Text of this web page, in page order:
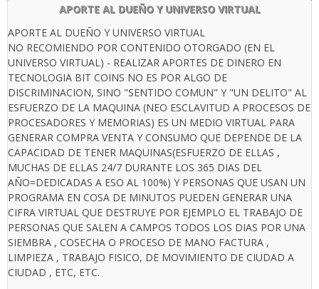
APORTE AL DUEÑO Y UNIVERSO VIRTUAL
APORTE AL DUEÑO Y UNIVERSO VIRTUAL
NO RECOMIENDO POR CONTENIDO OTORGADO (EN EL
UNIVERSO VIRTUAL) - REALIZAR APORTES DE DINERO EN
TECNOLOGIA BIT COINS NO ES POR ALGO DE
DISCRIMINACION, SINO "SENTIDO COMUN" Y "UN DELITO" AL
ESFUERZO DE LA MAQUINA (NEO ESCLAVITUD A PROCESOS DE
PROCESADORES Y MEMORIAS) ES UN MEDIO VIRTUAL PARA
GENERAR COMPRA VENTA Y CONSUMO QUE DEPENDE DE LA
CAPACIDAD DE TENER MAQUINAS(ESFUERZO DE ELLAS ,
MUCHAS DE ELLAS 24/7 DURANTE LOS 365 DIAS DEL
AÑO=DEDICADAS A ESO AL 100%) Y PERSONAS QUE USAN UN
PROGRAMA EN COSA DE MINUTOS PUEDEN GENERAR UNA
CIFRA VIRTUAL QUE DESTRUYE POR EJEMPLO EL TRABAJO DE
PERSONAS QUE SALEN A CAMPOS TODOS LOS DIAS POR UNA
SIEMBRA , COSECHA O PROCESO DE MANO FACTURA ,
LIMPIEZA , TRABAJO FISICO, DE MOVIMIENTO DE CIUDAD A
CIUDAD , ETC, ETC.